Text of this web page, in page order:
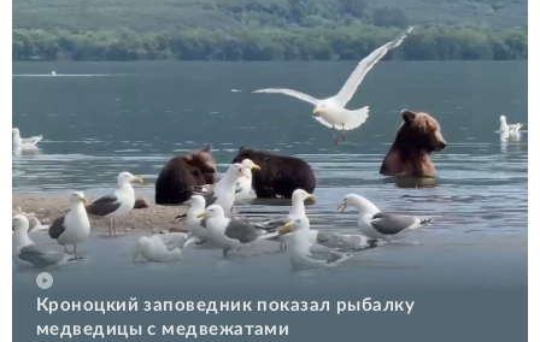
Кроноцкий заповедник показал рыбалку
медведицы с медвежатами